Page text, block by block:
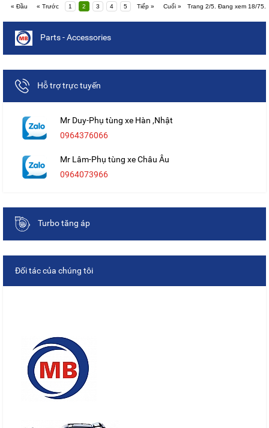
« Đầu « Trước 1 2 3 4 5 Tiếp » Cuối » Trang 2/5. Đang xem 18/75.
Parts - Accessories
Hỗ trợ trực tuyến
Mr Duy-Phụ tùng xe Hàn ,Nhật
0964376066
Mr Lâm-Phụ tùng xe Châu Âu
0964073966
Turbo tăng áp
Đối tác của chúng tôi